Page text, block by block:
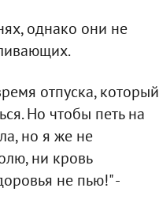
однако они не
отпуска, который
Но чтобы петь на
но я же не
ни кровь
не пью!" -